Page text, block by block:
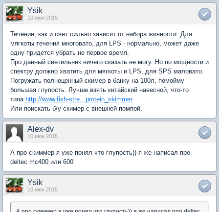
Ysik
10 июн 2015
Течение, как и свет сильно зависит от набора живности. Для
мягкоты течения многовато, для LPS - нормально, может даже
одну придется убрать не первое время.
Про данный светильник ничего сказать не могу. Но по мощности и
спектру должно хватить для мягкоты и LPS, для SPS маловато.
Погружать полноценный скимер в банку на 100л, помойму
большая глупость. Лучше взять китайский навесной, что-то
типа http://www.fish-stre...protein_skimmer
Или поискать б/у скимер с внешней помпой.
Alex-dv
10 июн 2015
А про скиммер я уже понял что глупость)) я же написал про
deltec mc400 или 600
Ysik
10 июн 2015